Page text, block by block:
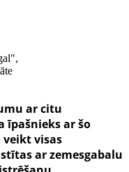
ar citu
īpašnieks ar šo
visas
ar zemesgabalu